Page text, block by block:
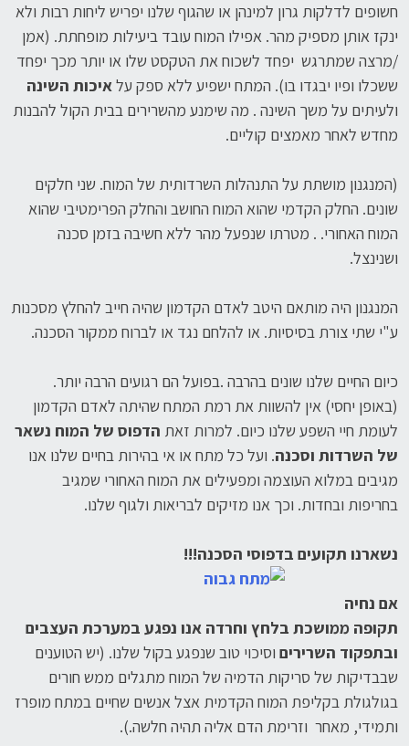
חשופים לדלקות גרון למינהן או שהגוף שלנו יפריש ליחות רבות ולא
ינקז אותן מספיק מהר. אפילו המוח עובד ביעילות מופחתת. (אמן
/מרצה שמתרגש יפחד לשכוח את הטקסט שלו או יותר מכך יפחד
ששכלו ופיו יבגדו בו). המתח ישפיע ללא ספק עלאיכות השינה
ולעיתים על משך השינה . מה שימנע מהשרירים בבית הקול להבנות
מחדש לאחר מאמצים קוליים.
(המנגנון מושתת על התנהלות השרדותית של המוח. שני חלקים
שונים. החלק הקדמי שהוא המוח החושב והחלק הפרימטיבי שהוא
המוח האחורי. . מטרתו שנפעל מהר ללא חשיבה בזמן סכנה
ושנינצל.
המנגנון היה מותאם היטב לאדם הקדמון שהיה חייב להחלץ מסכנות
ע"י שתי צורת בסיסיות. או להלחם נגד או לברוח ממקור הסכנה.
כיום החיים שלנו שונים בהרבה .בפועל הם רגועים הרבה יותר.
(באופן יחסי) אין להשוות את רמת המתח שהיתה לאדם הקדמון
לעומת חיי השפע שלנו כיום. למרות זאת הדפוס של המוח נשאר
של השרדות וסכנה. ועל כל מתח או אי בהירות בחיים שלנו אנו
מגיבים במלוא העוצמה ומפעילים את המוח האחורי שמגיב
בחריפות ובחדות. וכך אנו מזיקים לבריאות ולגוף שלנו.
נשארנו תקועים בדפוסי הסכנה!!!
אם נחיה
תקופה ממושכת בלחץ וחרדה אנו נפגע במערכת העצבים
ובתפקוד השרירים וסיכוי טוב שנפגע בקול שלנו. (יש הטוענים
שבבדיקות של סריקות הדמיה של המוח מתגלים ממש חורים
בגולגולת בקליפת המוח הקדמית אצל אנשים שחיים במתח מופרז
ותמידי, מאחר וזרימת הדם אליה תהיה חלשה.).